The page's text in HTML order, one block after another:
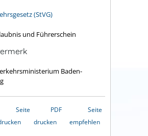
(StVG)
und Führerschein
Baden-
Seite
PDF
drucken
Seite
empfehlen